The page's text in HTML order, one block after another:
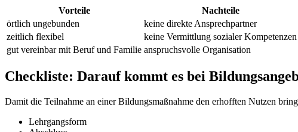
Vorteile
Nachteile
örtlich ungebunden
keine direkte Ansprechpartner
zeitlich flexibel
keine Vermittlung sozialer Kompetenzen
gut vereinbar mit Beruf und Familie anspruchsvolle Organisation
Checkliste: Darauf kommt es bei
Damit die Teilnahme an einer Bildungsmaßnahme den erhofften Nutzen
Lehrgangsform